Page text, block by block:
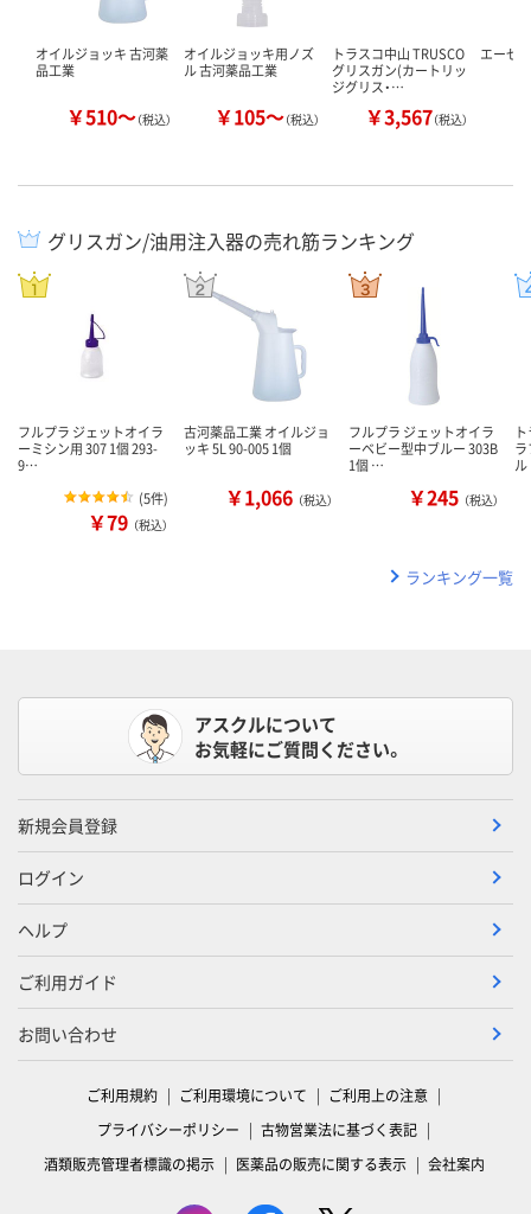
オイルジョッキ 古河薬
品工業
￥510～（税込）
オイルジョッキ用ノズ
ル 古河薬品工業
￥105～（税込）
トラスコ中山 TRUSCO
グリスガン(カートリッ
ジグリス・…
￥3,567（税込）
エーゼ
グリスガン/油用注入器の売れ筋ランキング
フルプラ ジェットオイラ
ーミシン用 307 1個 293-
9…
(5件)
￥79 （税込）
古河薬品工業 オイルジョ
ッキ 5L 90-005 1個
￥1,066 （税込）
フルプラ ジェットオイラ
ーベビー型中ブルー 303B
1個 …
￥245 （税込）
ランキング一覧
アスクルについて
お気軽にご質問ください。
新規会員登録
ログイン
ヘルプ
ご利用ガイド
お問い合わせ
ご利用規約 ご利用環境について
ご利用上の注意
プライバシーポリシー
古物営業法に基づく表記
酒類販売管理者標識の掲示
医薬品の販売に関する表示 会社案内